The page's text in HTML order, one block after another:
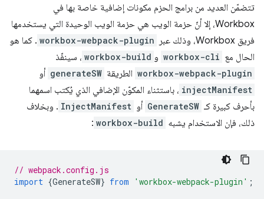
تتضمّن العديد من برامج الحزم مكونات إضافية خاصة بها في
Workbox، إلا أنّ حزمة الويب هي حزمة الويب الوحيدة التي يستخدمها
فريق Workbox، وذلك عبر
workbox-webpack-plugin . كما هو
الحال مع workbox-cli و workbox-build ، سينفّذ
workbox-webpack-plugin الطريقة generateSW أو
injectManifest ، باستثناء المكوّن الإضافي الذي يُكتب اسمهما
بأحرف كبيرة كـ GenerateSW أو InjectManifest . وبخلاف
ذلك، فإن الاستخدام يشبه workbox-build
:
// webpack.config.js
import {GenerateSW} from 'workbox-webpack-plugin' ;